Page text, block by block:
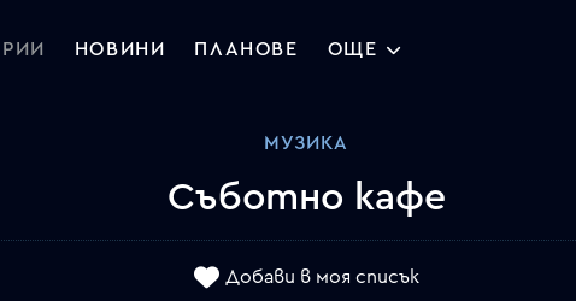
НОВИНИ ПЛАНОВЕ ОЩЕ
МУЗИКА
Съботно кафе
Добави в моя списък